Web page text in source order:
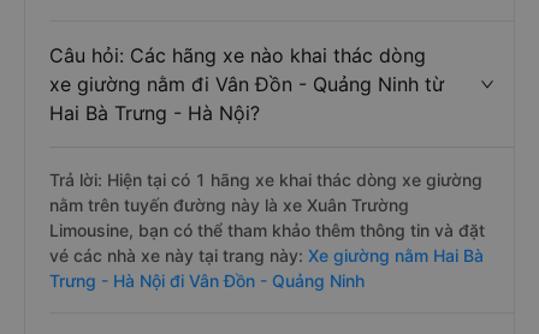
Câu hỏi: Các hãng xe nào khai thác dòng
xe giường nằm đi Vân Đồn - Quảng Ninh từ
Hai Bà Trưng - Hà Nội?
Trả lời: Hiện tại có 1 hãng xe khai thác dòng xe giường
nằm trên tuyến đường này là xe Xuân Trường
Limousine, bạn có thể tham khảo thêm thông tin và đặt
vé các nhà xe này tại trang này: Xe giường nằm Hai Bà
Trưng - Hà Nội đi Vân Đồn - Quảng Ninh